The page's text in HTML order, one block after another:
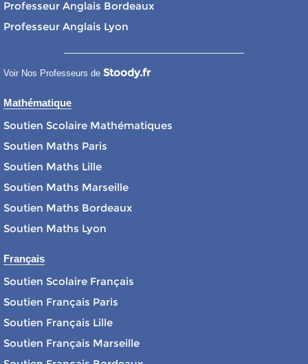
Professeur Anglais Bordeaux
Professeur Anglais Lyon
Voir Nos Professeurs de Stoody.fr
Mathématique
Soutien Scolaire Mathématiques
Soutien Maths Paris
Soutien Maths Lille
Soutien Maths Marseille
Soutien Maths Bordeaux
Soutien Maths Lyon
Français
Soutien Scolaire Français
Soutien Français Paris
Soutien Français Lille
Soutien Français Marseille